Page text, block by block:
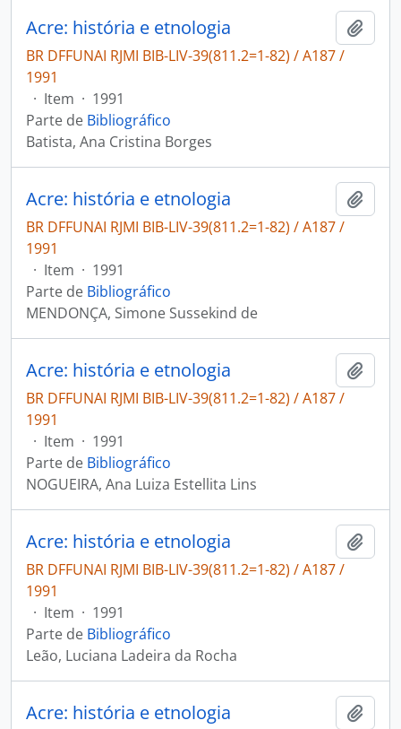
Acre: história e etnologia
BR DFFUNAI RJMI BIB-LIV-39(811.2=1-82) / A187 /
1991
· Item · 1991
Parte de Bibliográfico
Batista, Ana Cristina Borges
Acre: história e etnologia
BR DFFUNAI RJMI BIB-LIV-39(811.2=1-82) / A187 /
1991
· Item · 1991
Parte de Bibliográfico
MENDONÇA, Simone Sussekind de
Acre: história e etnologia
BR DFFUNAI RJMI BIB-LIV-39(811.2=1-82) / A187 /
1991
· Item · 1991
Parte de Bibliográfico
NOGUEIRA, Ana Luiza Estellita Lins
Acre: história e etnologia
BR DFFUNAI RJMI BIB-LIV-39(811.2=1-82) / A187 /
1991
· Item · 1991
Parte de Bibliográfico
Leão, Luciana Ladeira da Rocha
Acre: história e etnologia